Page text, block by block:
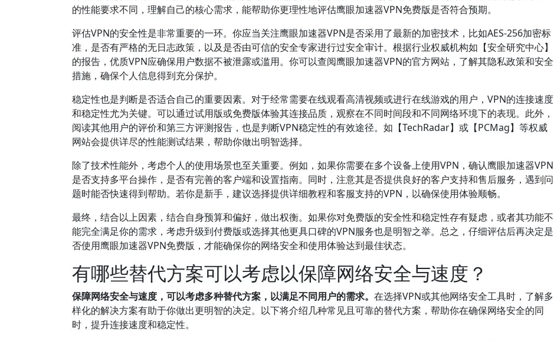
的性能要求不同，理解自己的核心需求，能帮助你更理性地评估鹰眼加速器VPN免费版是否符合预期。
评估VPN的安全性是非常重要的一环。你应当关注鹰眼加速器VPN是否采用了最新的加密技术，比如AES-256加密标
准，是否有严格的无日志政策，以及是否由可信的安全专家进行过安全审计。根据行业权威机构如【安全研究中心】
的报告，优质VPN应确保用户数据不被泄露或滥用。你可以查阅鹰眼加速器VPN的官方网站，了解其隐私政策和安全
措施，确保个人信息得到充分保护。
稳定性也是判断是否适合自己的重要因素。对于经常需要在线观看高清视频或进行在线游戏的用户，VPN的连接速度
和稳定性尤为关键。可以通过试用版或免费版体验其连接品质，观察在不同时间段和不同网络环境下的表现。此外，
阅读其他用户的评价和第三方评测报告，也是判断VPN稳定性的有效途径。如【TechRadar】或【PCMag】等权威
网站会提供详尽的性能测试结果，帮助你做出明智选择。
除了技术性能外，考虑个人的使用场景也至关重要。例如，如果你需要在多个设备上使用VPN，确认鹰眼加速器VPN
是否支持多平台操作，是否有完善的客户端和设置指南。同时，注意其是否提供良好的客户支持和售后服务，遇到问
题时能否快速得到帮助。若你是新手，建议选择提供详细教程和客服支持的VPN，以确保使用体验顺畅。
最终，结合以上因素，结合自身预算和偏好，做出权衡。如果你对免费版的安全性和稳定性存有疑虑，或者其功能不
能完全满足你的需求，考虑升级到付费版或选择其他更具口碑的VPN服务也是明智之举。总之，仔细评估后再决定是
否使用鹰眼加速器VPN免费版，才能确保你的网络安全和使用体验达到最佳状态。
有哪些替代方案可以考虑以保障网络安全与速度？
保障网络安全与速度，可以考虑多种替代方案，以满足不同用户的需求。 在选择VPN或其他网络安全工具时，了解多
样化的解决方案有助于你做出更明智的决定。以下将介绍几种常见且可靠的替代方案，帮助你在确保网络安全的同
时，提升连接速度和稳定性。